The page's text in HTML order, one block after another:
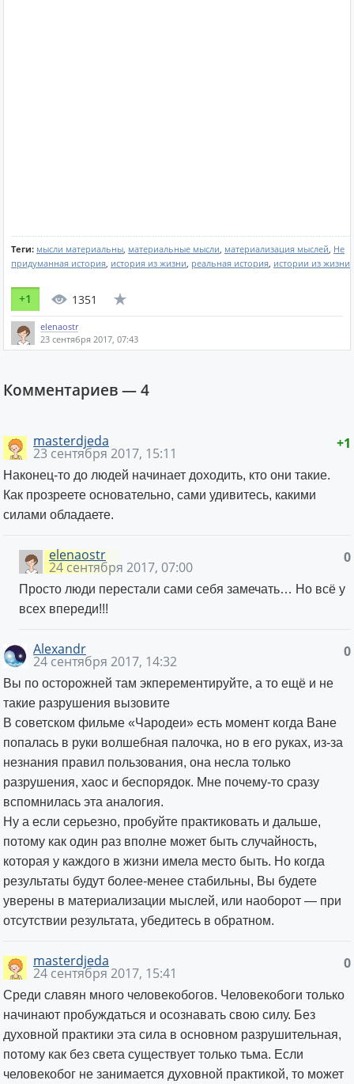
Теги: мысли материальны, материальные мысли, материализация мыслей, Не
придуманная история, история из жизни, реальная история, истории из жизни
+1 1351
elenaostr
23 сентября 2017, 07:43
Комментариев —4
+1
masterdjeda
23 сентября 2017, 15:11
Наконец-то до людей начинает доходить, кто они такие.
Как прозреете основательно, сами удивитесь, какими
силами обладаете.
0
elenaostr
24 сентября 2017, 07:00
Просто люди перестали сами себя замечать… Но всё у
всех впереди!!!
0
Alexandr
24 сентября 2017, 14:32
Вы по осторожней там экперементируйте, а то ещё и не
такие разрушения вызовите
В советском фильме «Чародеи» есть момент когда Ване
попалась в руки волшебная палочка, но в его руках, из-за
незнания правил пользования, она несла только
разрушения, хаос и беспорядок. Мне почему-то сразу
вспомнилась эта аналогия.
Ну а если серьезно, пробуйте практиковать и дальше,
потому как один раз вполне может быть случайность,
которая у каждого в жизни имела место быть. Но когда
результаты будут более-менее стабильны, Вы будете
уверены в материализации мыслей, или наоборот — при
отсутствии результата, убедитесь в обратном.
0
masterdjeda
24 сентября 2017, 15:41
Среди славян много человекобогов. Человекобоги только
начинают пробуждаться и осознавать свою силу. Без
духовной практики эта сила в основном разрушительная,
потому как без света существует только тьма. Если
человекобог не занимается духовной практикой, то может